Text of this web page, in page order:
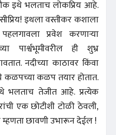
इथे भलताच लोकप्रिय आहे.
इथला वस्तीकर कशाला
प्रवेश करणाऱ्या
पार्श्वभूमीवरील ही शुभ्र
नदीच्या काठावर किंवा
कळपच्या कळप तयार होतात.
भलताच तेजीत आहे. प्रत्येक
एक छोटीशी टोळी ठेवली,
म्हणता छावणी उभारून देईल !